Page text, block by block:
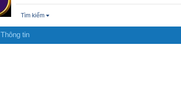
Tìm kiếm
Thông tin